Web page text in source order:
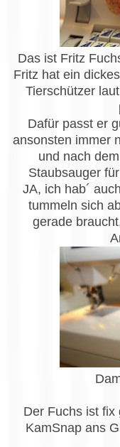
Das ist Fritz
Fritz hat ein
Tierschützer
Dafür passt er
ansonsten immer
und nach
Staubsauger
JA, ich hab´
tummeln sich
gerade
Der Fuchs ist fix
KamSnap ans